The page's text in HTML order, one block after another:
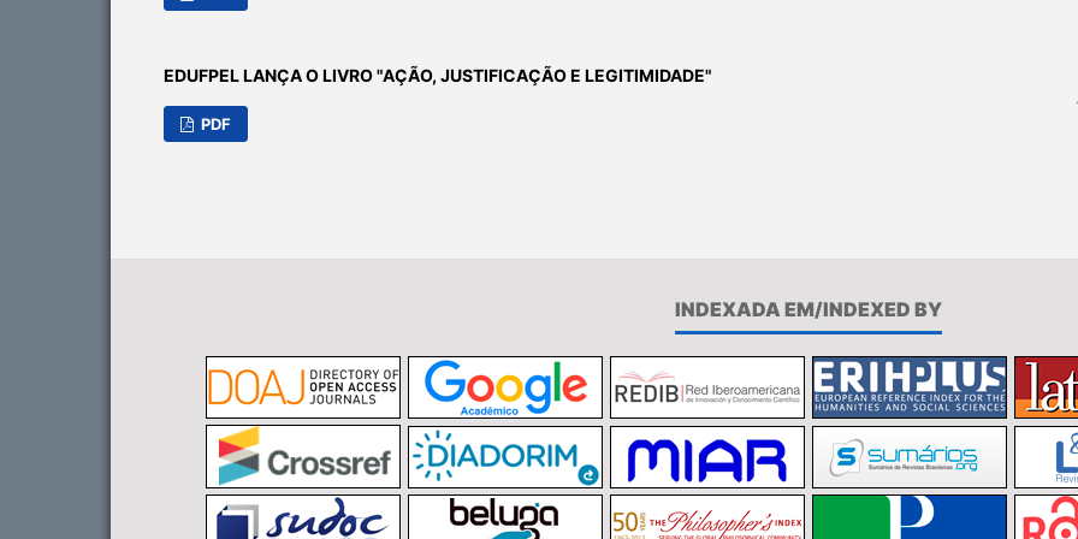
EDUFPEL LANÇA O LIVRO "AÇÃO, JUSTIFICAÇÃO E LEGITIMIDADE"
PDF
INDEXADA EM/INDEXED BY